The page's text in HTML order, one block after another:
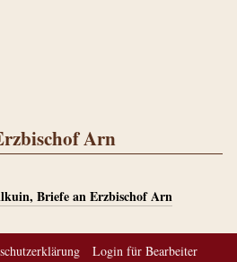
Arn
Briefe an Erzbischof Arn
Login für Bearbeiter